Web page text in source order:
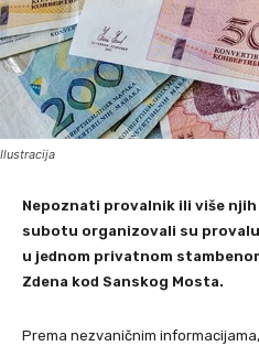
Ilustracija
Nepoznati provalnik ili više
subotu organizovali su
u jednom privatnom
Zdena kod Sanskog Mosta.
Prema nezvaničnim